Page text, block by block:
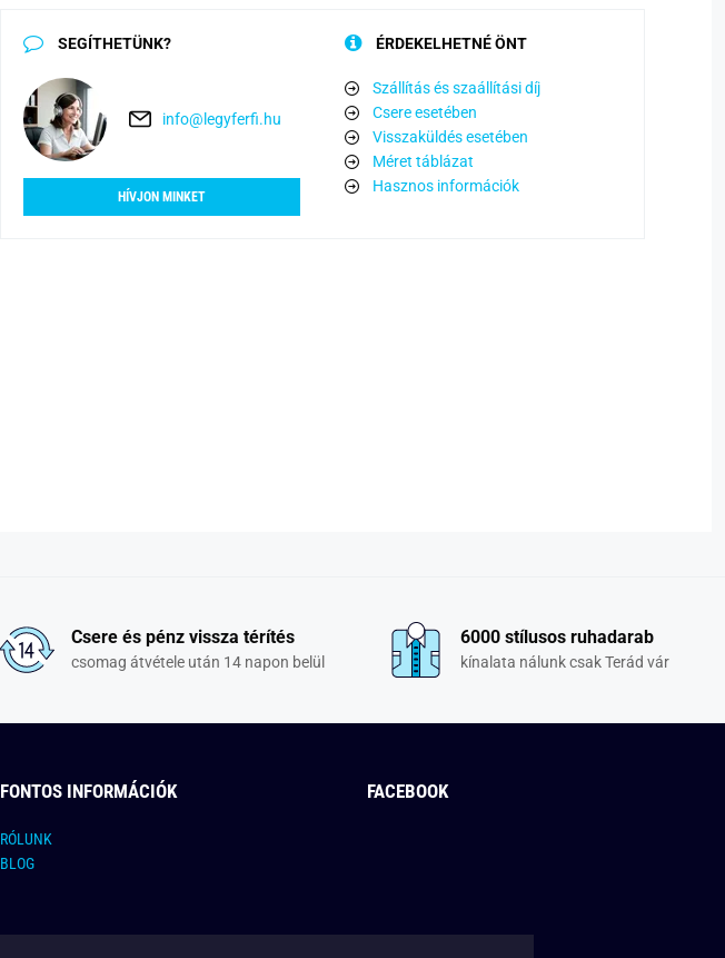
SEGÍTHETÜNK?
info@legyferfi.hu
HÍVJON MINKET
ÉRDEKELHETNÉ ÖNT
Szállítás és szaállítási díj
Csere esetében
Visszaküldés esetében
Méret táblázat
Hasznos információk
Csere és pénz vissza térítés
csomag átvétele után 14 napon belül
6000 stílusos ruhadarab
kínalata nálunk csak Terád vár
FONTOS INFORMÁCIÓK
RÓLUNK
BLOG
FACEBOOK